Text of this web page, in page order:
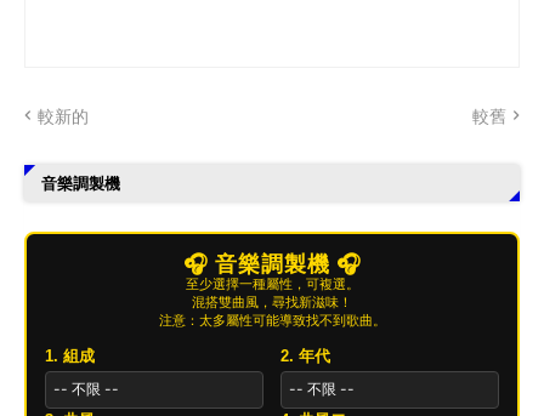
較新的 較舊
音樂調製機
🎧 音樂調製機 🎧
至少選擇一種屬性，可複選。
混搭雙曲風，尋找新滋味！
注意：太多屬性可能導致找不到歌曲。
1. 組成 2. 年代